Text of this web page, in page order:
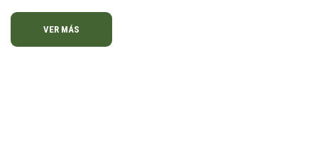
VER MÁS